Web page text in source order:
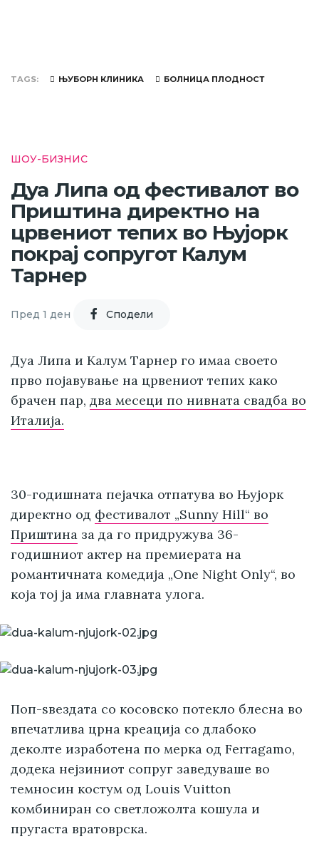
TAGS ЊУБОРН КЛИНИКА БОЛНИЦА ПЛОДНОСТ
ШОУ-БИЗНИС
Дуа Липа од фестивалот во
Приштина директно на
црвениот тепих во Њујорк
покрај сопругот Калум
Тарнер
Пред 1 ден Cподели
Дуа Липа и Калум Тарнер го имаа своето
прво појавување на црвениот тепих како
брачен пар, два месеци по нивната свадба во
Италија.
30-годишната пејачка отпатува во Њујорк
директно од фестивалот „Sunny Hill“ во
Приштина за да го придружува 36-
годишниот актер на премиерата на
романтичната комедија „One Night Only“, во
која тој ја има главната улога.
Поп-ѕвездата со косовско потекло блесна во
впечатлива црна креација со длабоко
деколте изработена по мерка од Ferragamo,
додека нејзиниот сопруг заведуваше во
темносин костум од Louis Vuitton
комбиниран со светложолта кошула и
пругаста вратоврска.